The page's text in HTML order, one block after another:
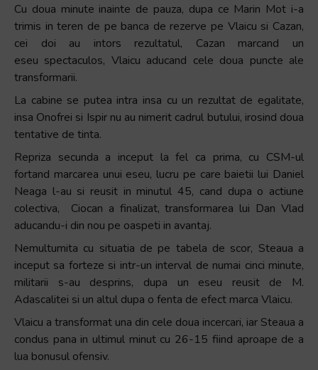
Cu doua minute inainte de pauza, dupa ce Marin Mot i-a
trimis in teren de pe banca de rezerve pe Vlaicu si Cazan,
cei doi au intors rezultatul, Cazan marcand un
eseu spectaculos, Vlaicu aducand cele doua puncte ale
transformarii.
La cabine se putea intra insa cu un rezultat de egalitate,
insa Onofrei si Ispir nu au nimerit cadrul butului, irosind doua
tentative de tinta.
Repriza secunda a inceput la fel ca prima, cu CSM-ul
fortand marcarea unui eseu, lucru pe care baietii lui Daniel
Neaga l-au si reusit in minutul 45, cand dupa o actiune
colectiva, Ciocan a finalizat, transformarea lui Dan Vlad
aducandu-i din nou pe oaspeti in avantaj.
Nemultumita cu situatia de pe tabela de scor, Steaua a
inceput sa forteze si intr-un interval de numai cinci minute,
militarii s-au desprins, dupa un eseu reusit de M.
Adascalitei si un altul dupa o fenta de efect marca Vlaicu.
Vlaicu a transformat una din cele doua incercari, iar Steaua a
condus pana in ultimul minut cu 26-15 fiind aproape de a
lua bonusul ofensiv.